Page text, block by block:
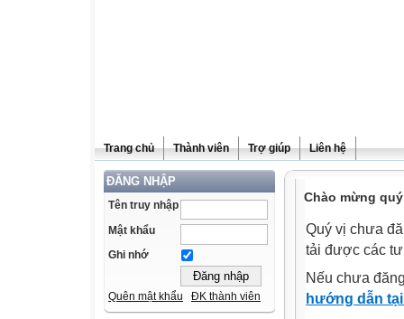
Trang chủ Thành viên Trợ giúp Liên hệ
ĐĂNG NHẬP
Tên truy nhập
Mật khẩu
Ghi nhớ
Quên mật khẩu ĐK thành viên
Chào mừng
Quý vị chưa
tải được các
Nếu chưa
hướng dẫn